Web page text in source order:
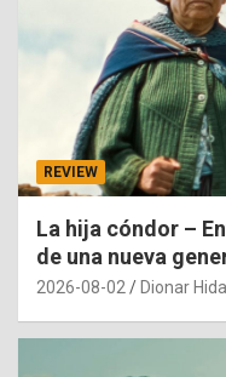
REVIEW
La hija cóndor –
de una nueva
2026-08-02 Dionar